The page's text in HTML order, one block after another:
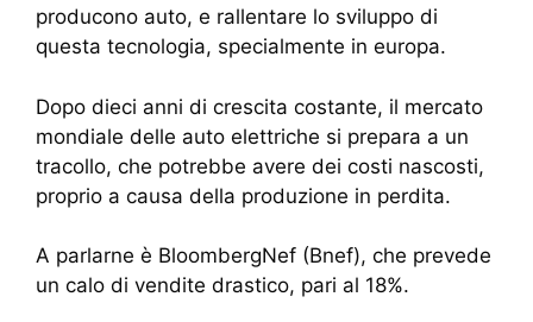
producono auto, e rallentare lo sviluppo di
questa tecnologia, specialmente in europa.
Dopo dieci anni di crescita costante, il mercato
mondiale delle auto elettriche si prepara a un
tracollo, che potrebbe avere dei costi nascosti,
proprio a causa della produzione in perdita.
A parlarne è BloombergNef (Bnef), che prevede
un calo di vendite drastico, pari al 18%.